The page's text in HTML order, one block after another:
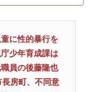
に性的暴行を
少年育成課は
員の後藤隆也
房町、不同意